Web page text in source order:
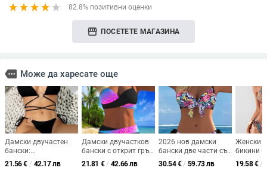
82.8% позитивни оценки
storefront ПОСЕТЕТЕ МАГАЗИНА
more Може да харесате още
Дамски двучастен
бански:
бързосъхнещ, без
гръб, с подплата за
21.56€ / 42.17 лв
Дамски двучастков
бански с открит гръб,
свеж принт, секси и
стегнат силует,
21.81 € / 42.66 лв
2026 нов дамски
бански две части със
халтер и връзки,
подплатени чаши
30.54€ / 59.73 лв
Женски
бикини с
висока
19.58€ /